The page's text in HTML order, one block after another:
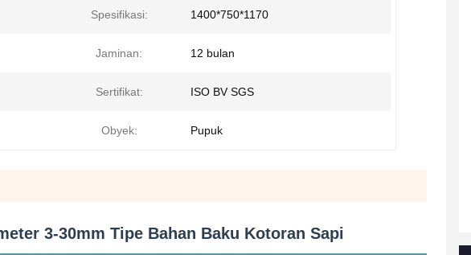
Spesifikasi: 1400*750*1170
Jaminan: 12 bulan
Sertifikat: ISO BV SGS
Obyek: Pupuk
3-30mm Tipe Bahan Baku Kotoran Sapi